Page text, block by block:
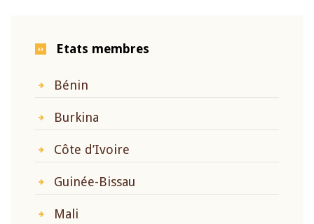
Etats membres
Bénin
Burkina
Côte d’Ivoire
Guinée-Bissau
Mali